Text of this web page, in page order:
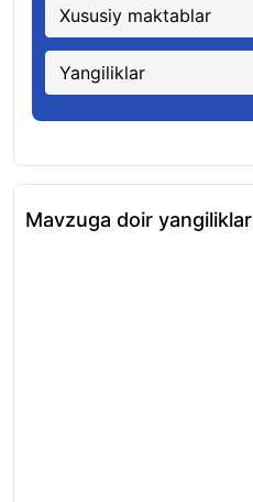
Xususiy maktablar
Yangiliklar
Mavzuga doir yangiliklar